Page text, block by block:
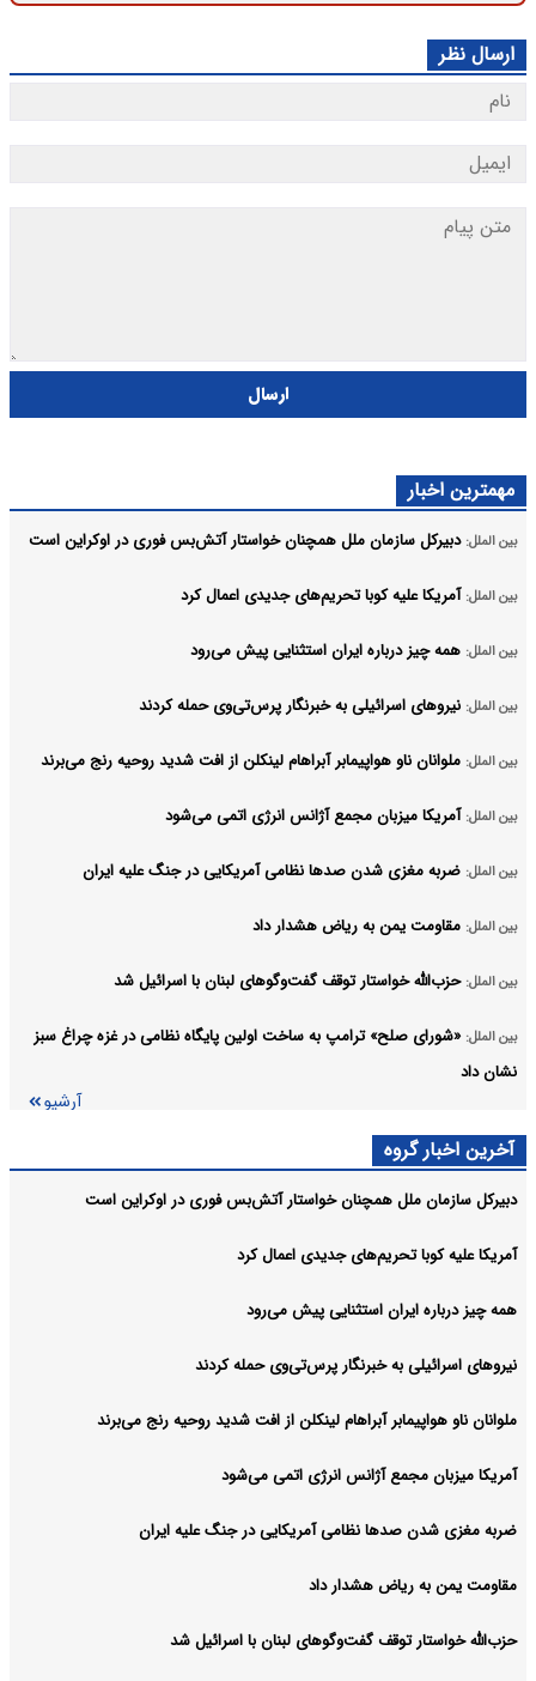
ارسال نظر
ارسال
مهمترین اخبار
بین الملل: دبیرکل سازمان ملل همچنان خواستار آتش‌بس فوری در اوکراین است
بین الملل: آمریکا علیه کوبا تحریم‌های جدیدی اعمال کرد
بین الملل: همه چیز درباره ایران استثنایی پیش می‌رود
بین الملل: نیروهای اسرائیلی به خبرنگار پرس‌تی‌وی حمله کردند
بین الملل: ملوانان ناو هواپیمابر آبراهام لینکلن از افت شدید روحیه رنج می‌برند
بین الملل: آمریکا میزبان مجمع آژانس انرژی اتمی می‌شود
بین الملل: ضربه مغزی شدن صدها نظامی آمریکایی در جنگ علیه ایران
بین الملل: مقاومت یمن به ریاض هشدار داد
بین الملل: حزب‌الله خواستار توقف گفت‌وگوهای لبنان با اسرائیل شد
بین الملل: «شورای صلح» ترامپ به ساخت اولین پایگاه نظامی در غزه چراغ سبز
نشان داد
آرشیو
آخرین اخبار گروه
دبیرکل سازمان ملل همچنان خواستار آتش‌بس فوری در اوکراین است
آمریکا علیه کوبا تحریم‌های جدیدی اعمال کرد
همه چیز درباره ایران استثنایی پیش می‌رود
نیروهای اسرائیلی به خبرنگار پرس‌تی‌وی حمله کردند
ملوانان ناو هواپیمابر آبراهام لینکلن از افت شدید روحیه رنج می‌برند
آمریکا میزبان مجمع آژانس انرژی اتمی می‌شود
ضربه مغزی شدن صدها نظامی آمریکایی در جنگ علیه ایران
مقاومت یمن به ریاض هشدار داد
حزب‌الله خواستار توقف گفت‌وگوهای لبنان با اسرائیل شد